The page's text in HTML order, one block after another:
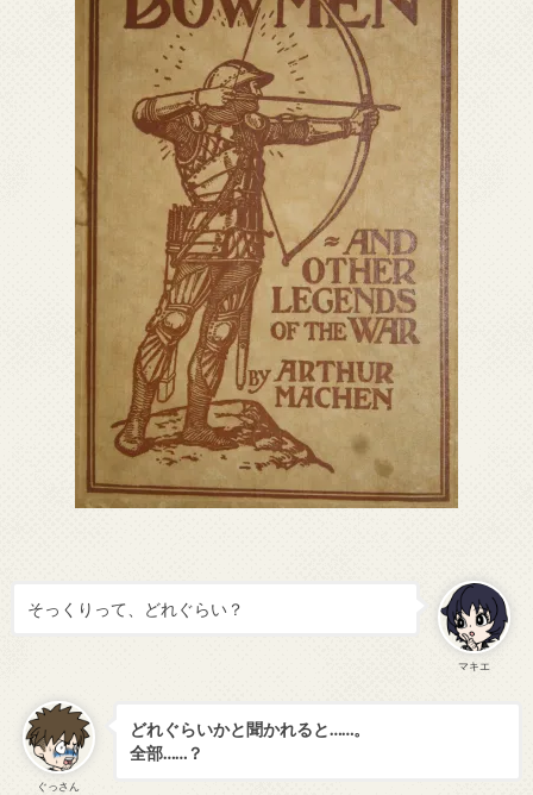
マキエ
そっくりって、どれぐらい？
ぐっさん
どれぐらいかと聞かれると……。
全部……？